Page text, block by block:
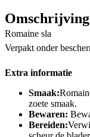
Omschrijving
Romaine sla
Verpakt onder
Extra informatie
Smaak:
zoete smaak.
Bewaren:
Bereiden: